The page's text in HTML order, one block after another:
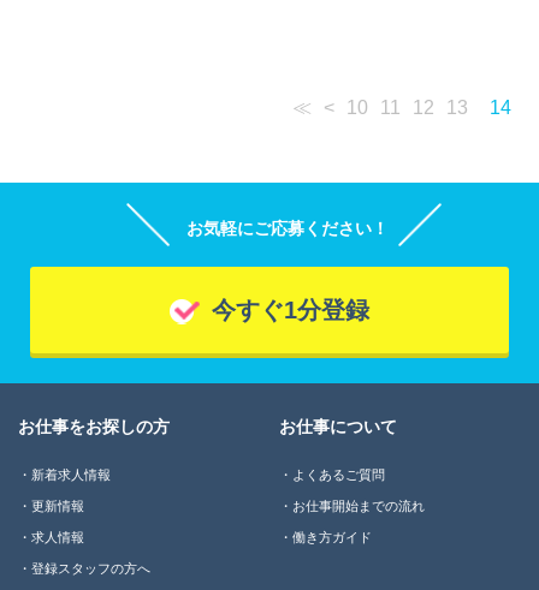
≪ < 10 11 12 13 14
お気軽にご応募ください！
今すぐ1分登録
お仕事をお探しの方
新着求人情報
更新情報
求人情報
登録スタッフの方へ
お仕事について
よくあるご質問
お仕事開始までの流れ
働き方ガイド